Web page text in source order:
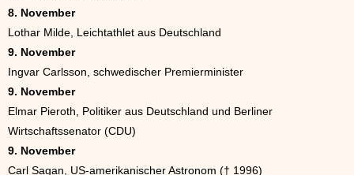
8. November
Lothar Milde, Leichtathlet aus Deutschland
9. November
Ingvar Carlsson, schwedischer Premierminister
9. November
Elmar Pieroth, Politiker aus Deutschland und Berliner
Wirtschaftssenator (CDU)
9. November
Carl Sagan, US-amerikanischer Astronom († 1996)